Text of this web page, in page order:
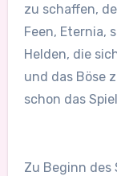
zu schaffen,
Feen, Eternia,
Helden, die
und das Böse
schon das
Zu Beginn des